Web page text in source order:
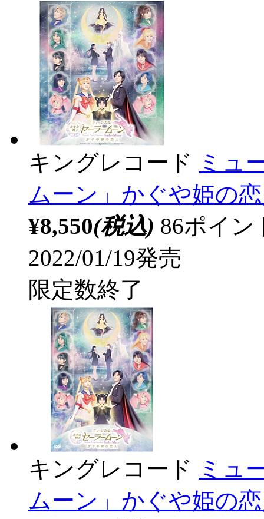
キングレコード ミュ
ムーン」かぐや姫の
¥8,550(税込) 86ポイ
2022/01/19発売
限定数終了
キングレコード ミュ
ムーン」かぐや姫の